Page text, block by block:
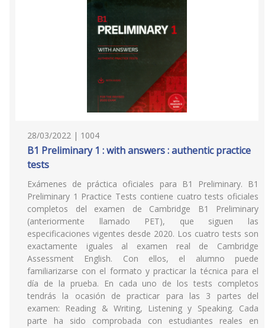
28/03/2022 | 1004
B1 Preliminary 1 : with answers : authentic practice
tests
Exámenes de práctica oficiales para B1 Preliminary. B1
Preliminary 1 Practice Tests contiene cuatro tests oficiales
completos del examen de Cambridge B1 Preliminary
(anteriormente llamado PET), que siguen las
especificaciones vigentes desde 2020. Los cuatro tests son
exactamente iguales al examen real de Cambridge
Assessment English. Con ellos, el alumno puede
familiarizarse con el formato y practicar la técnica para el
día de la prueba. En cada uno de los tests completos
tendrás la ocasión de practicar para las 3 partes del
examen: Reading & Writing, Listening y Speaking. Cada
parte ha sido comprobada con estudiantes reales en